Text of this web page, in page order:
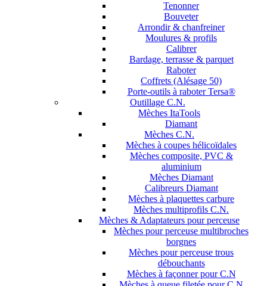
Tenonner
Bouveter
Arrondir & chanfreiner
Moulures & profils
Calibrer
Bardage, terrasse & parquet
Raboter
Coffrets (Alésage 50)
Porte-outils à raboter Tersa®
Outillage C.N.
Mèches ItaTools
Diamant
Mèches C.N.
Mèches à coupes hélicoïdales
Mèches composite, PVC &
aluminium
Mèches Diamant
Calibreurs Diamant
Mèches à plaquettes carbure
Mèches multiprofils C.N.
Mèches & Adaptateurs pour perceuse
Mèches pour perceuse multibroches
borgnes
Mèches pour perceuse trous
débouchants
Mèches à façonner pour C.N